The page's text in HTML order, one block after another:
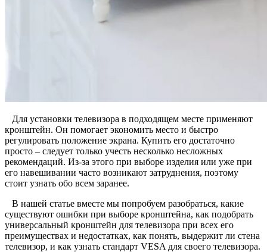
Для установки телевизора в подходящем месте применяют
кронштейн. Он помогает экономить место и быстро
регулировать положение экрана. Купить его достаточно
просто – следует только учесть несколько несложных
рекомендаций. Из-за этого при выборе изделия или уже при
его навешивании часто возникают затруднения, поэтому
стоит узнать обо всем заранее.
В нашей статье вместе мы попробуем разобраться, какие
существуют ошибки при выборе кронштейна, как подобрать
универсальный кронштейн для телевизора при всех его
преимуществах и недостатках, как понять, выдержит ли стена
телевизор, и как узнать стандарт VESA для своего телевизора.